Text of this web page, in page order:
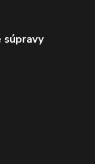
súpravy